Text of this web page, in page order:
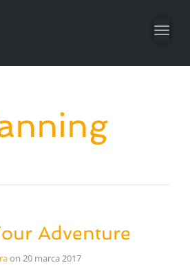
Adventure
on 20 marca 2017